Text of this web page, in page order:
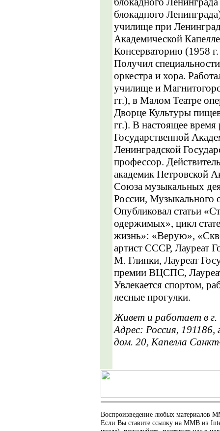
блокадного
училище при
Академической
Консерваторию (1958
Получил
оркестра и хора.
училище и
гг.), в Малом Театре
Дворце Культуры
гг.). В настоящее время
Государственной
Ленинградской
профессор.
академик Петровской
Союза музыкальных
России, Музыкального
Опубликовал статьи
одержимых», цикл
жизнь»: «Верую»,
артист СССР, Лауреат
М. Глинки, Лауреат
премии ВЦСПС,
Увлекается спортом,
лесные прогулки.
Живет и работает в
Адрес: Россия,
дом. 20, Капелла
Воспроизведение любых материалов
Если Вы ставите ссылку на ММВ из